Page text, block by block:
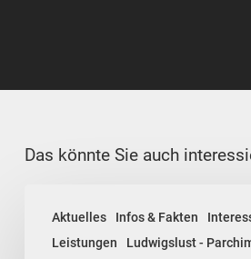
Das könnte Sie auch
Aktuelles Infos & Fakten
Leistungen
Ludwigslust -
Vergaberecht
kompakt